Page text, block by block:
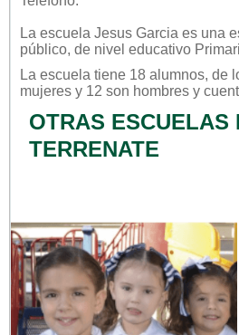
La escuela Jesus Garcia es una
público, de nivel educativo
La escuela tiene 18 alumnos, de
mujeres y 12 son hombres y
OTRAS ESCUELAS
TERRENATE